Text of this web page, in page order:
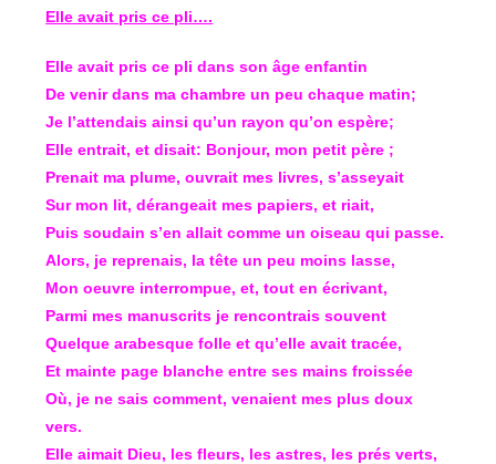
Elle avait pris ce pli….
Elle avait pris ce pli dans son âge enfantin
De venir dans ma chambre un peu chaque matin;
Je l’attendais ainsi qu’un rayon qu’on espère;
Elle entrait, et disait: Bonjour, mon petit père ;
Prenait ma plume, ouvrait mes livres, s’asseyait
Sur mon lit, dérangeait mes papiers, et riait,
Puis soudain s’en allait comme un oiseau qui passe.
Alors, je reprenais, la tête un peu moins lasse,
Mon oeuvre interrompue, et, tout en écrivant,
Parmi mes manuscrits je rencontrais souvent
Quelque arabesque folle et qu’elle avait tracée,
Et mainte page blanche entre ses mains froissée
Où, je ne sais comment, venaient mes plus doux
vers.
Elle aimait Dieu, les fleurs, les astres, les prés verts,